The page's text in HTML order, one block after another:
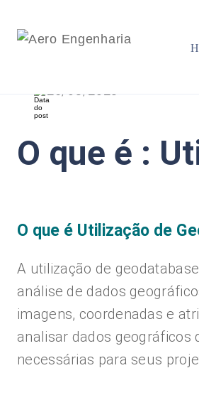
O que é :
O que é Utilização de
A utilização de
análise de dados
imagens, coordenadas e
analisar dados geográficos
necessárias para seus